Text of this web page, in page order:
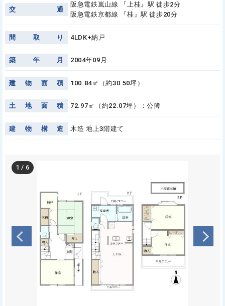
交 通
阪急電鉄嵐山線 『上桂』駅 徒歩2分
阪急電鉄京都線 『桂』駅 徒歩20分
間 取 り 4LDK+納戸
築 年 月 2004年09月
建 物 面 積 100.84㎡（約30.50坪）
土 地 面 積 72.97㎡（約22.07坪）：公簿
建 物 構 造 木造 地上3階建て
1 / 6